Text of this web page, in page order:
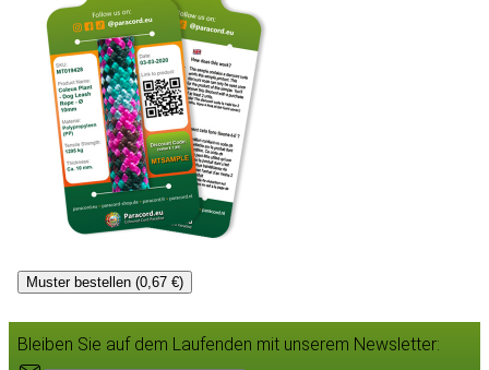
Muster bestellen (0,67 €)
Bleiben Sie auf dem Laufenden mit unserem Newsletter: